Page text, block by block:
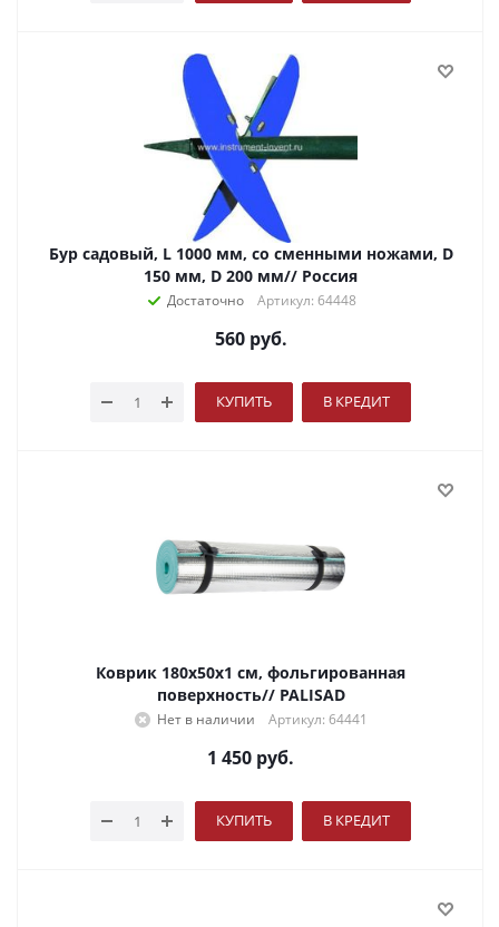
Бур садовый, L 1000 мм, со сменными ножами, D
150 мм, D 200 мм// Россия
Достаточно Артикул: 64448
560руб.
КУПИТЬ В КРЕДИТ
Коврик 180х50х1 см, фольгированная
поверхность// PALISAD
Нет в наличии Артикул: 64441
1 450 руб.
КУПИТЬ В КРЕДИТ